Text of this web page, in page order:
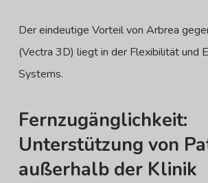
Der eindeutige Vorteil von Arbrea
(Vectra 3D) liegt in der Flexibilität und
Systems.
Fernzugänglichkeit:
Unterstützung von
außerhalb der Klinik